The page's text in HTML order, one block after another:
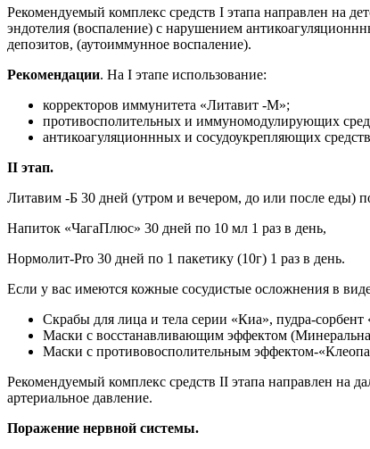
Рекомендуемый комплекс средств I этапа направлен на
эндотелия (воспаление) с нарушением
депозитов, (аутоиммунное воспаление).
Рекомендации. На I этапе использование:
корректоров иммунитета «Литавит -М»;
противосполительных и иммуномодулирующих
антикоагуляционнных и сосудоукрепляющих
II этап.
Литавим -Б 30 дней (утром и вечером, до или после еды)
Напиток «ЧагаПлюс» 30 дней по 10 мл 1 раз в день,
Нормолит-Pro 30 дней по 1 пакетику (10г) 1 раз в день.
Если у вас имеются кожные сосудистые осложнения в
Скрабы для лица и тела серии «Киа», пудра-сорбент
Маски с восстанавливающим эффектом
Маски с противовосполительным эффектом-
Рекомендуемый комплекс средств II этапа направлен на
артериальное давление.
Поражение нервной системы.